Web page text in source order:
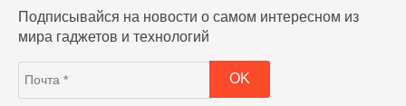
Подписывайся на новости о самом интересном из
мира гаджетов и технологий